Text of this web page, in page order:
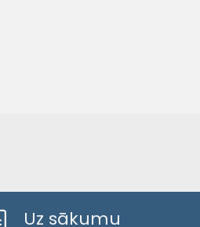
Uz sākumu